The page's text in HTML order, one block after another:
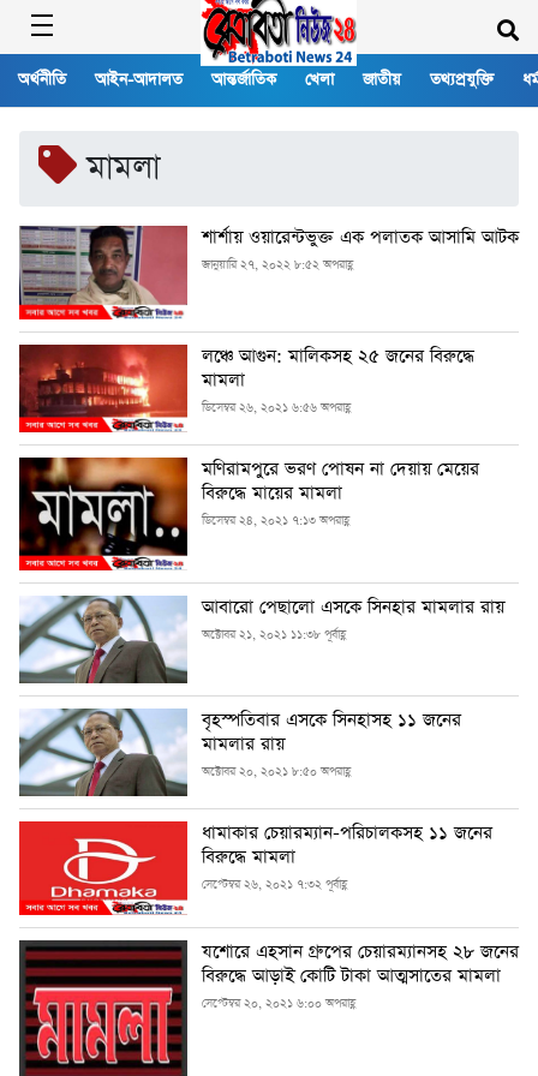
অর্থনীতি আইন-আদালত আন্তর্জাতিক খেলা জাতীয় তথ্যপ্রযুক্তি
মামলা
শার্শায় ওয়ারেন্টভুক্ত এক পলাতক আসামি আটক
জানুয়ারি ২৭, ২০২২ ৮:৫২ অপরাহ্ণ
লঞ্চে আগুন: মালিকসহ ২৫ জনের বিরুদ্ধে
মামলা
ডিসেম্বর ২৬, ২০২১ ৬:৫৬ অপরাহ্ণ
মণিরামপুরে ভরণ পোষন না দেয়ায় মেয়ের
বিরুদ্ধে মায়ের মামলা
ডিসেম্বর ২৪, ২০২১ ৭:১৩ অপরাহ্ণ
আবারো পেছালো এসকে সিনহার মামলার রায়
অক্টোবর ২১, ২০২১ ১১:৩৮ পূর্বাহ্ণ
বৃহস্পতিবার এসকে সিনহাসহ ১১ জনের
মামলার রায়
অক্টোবর ২০, ২০২১ ৮:৫০ অপরাহ্ণ
ধামাকার চেয়ারম্যান-পরিচালকসহ ১১ জনের
বিরুদ্ধে মামলা
সেপ্টেম্বর ২৬, ২০২১ ৭:৩২ পূর্বাহ্ণ
যশোরে এহসান গ্রুপের চেয়ারম্যানসহ ২৮ জনের
বিরুদ্ধে আড়াই কোটি টাকা আত্মসাতের মামলা
সেপ্টেম্বর ২০, ২০২১ ৬:০০ অপরাহ্ণ